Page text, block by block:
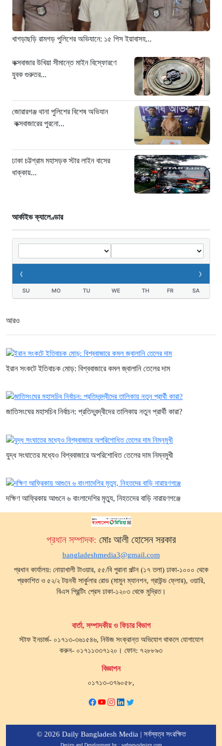
হামে আরও ৬ শিশুর মৃত্যু, নতুন করে
আক্রান্ত ৮৫ জন
১০ ঘণ্টা আগে
দেড় বছরে শতাধিক দুর্ঘটনা
‘সচিবালয় অভিমুখে ১১ দলীয় ঐক্যের
পদযাত্রায় পুলিশের বাধা’
নদীদূষণ রোধে কঠোর প্রধানমন্ত্রী: সমন্বিত
উদ্যোগের তাগিদ
১১ ঘণ্টা আগে
খাগড়াছড়ি রামগড় পুলিশের অভিযানে: ১৫ পিস ইয়াবাসহ...
কক্সবাজার উখিয়া সীমান্তে মাইন বিস্ফোরণে
যুবক গুরুতর...
জোরারগঞ্জ থানা পুলিশের বিশেষ অভিযান
কক্সবাজারের পুরনো...
ঢাকা চট্টগ্রাম মহাসড়ক স্টার লাইন বাসের
ধাক্কায়...
আর্কাইভ ক্যালেণ্ডার
‹ ›
SU MO TU WE TH FR SA
আরও
ইরান সংকটে ইতিবাচক মোড়: বিশ্ববাজারে কমল জ্বালানি তেলের দাম
জাতিসংঘের মহাসচিব নির্বাচন: প্রতিদ্বন্দ্বীদের তালিকায় নতুন প্রার্থী কারা?
যুদ্ধ সংঘাতের মধ্যেও বিশ্ববাজারে অপরিশোধিত তেলের দাম নিম্নমুখী
দক্ষিণ আফ্রিকায় আগুনে ৬ বাংলাদেশির মৃত্যু, নিহতদের বাড়ি নারায়ণগঞ্জে
প্রধান সম্পাদক: মোঃ আলী হোসেন সরকার
bangladeshmedia3@gmail.com
প্রধান কার্যালয়: নোয়াখালী টাওয়ার, ৫৫/বি পুরানা পল্টন (১৭ তলা) ঢাকা-১০০০ থেকে
প্রকাশিত ও ৫২/২ টয়নবী সার্কুলার রোড (মামুন ম্যানশন, গ্রাউন্ড ফ্লোর), ওয়ারি,
বিএস প্রিন্টিং প্রেস ঢাকা-১২০৩ থেকে মুদ্রিত।
বার্তা, সম্পাদকীয় ও ফিচার বিভাগ
স্টাফ ইনচার্জ- ০১৭১৩-৩৬১৫৪৬, নিউজ সংক্রান্ত অভিযোগ থাকলে যোগাযোগ
করুন- ০১৭১১৩৩৭১২০। ফোন: ৭২৮৮৯৩
বিজ্ঞাপন
০১৭১৩-৩৭৯০৫৮,
© 2026 Daily Bangladesh Media | সর্বস্বত্ব সংরক্ষিত
Design and Development by : webnewsdesign.com